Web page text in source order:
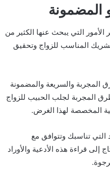
المضمونة
التي يبحث عنها الكثير من
المناسب للزواج وتحقيق
المجربة والسريعة والمضمونة
المجربة لجلب الحبيب للزواج
المخصصة لهذا الغرض.
التي تناسبك وتتوافق مع
إلى قراءة هذه الأدعية والأوراد